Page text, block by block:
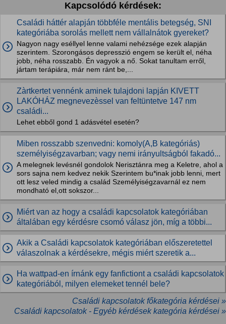
Kapcsolódó kérdések:
Családi háttér alapján többféle mentális betegség, SNI
kategóriába sorolás mellett nem vállalnátok gyereket?
Nagyon nagy eséllyel lenne valami nehézsége ezek alapján
szerintem. Szorongásos depresszió engem se került el, néha
jobb, néha rosszabb. Én vagyok a nő. Sokat tanultam erről,
jártam terápiára, már nem ránt be,...
Zàrtkertet vennénk aminek tulajdoni lapján KIVETT
LAKÓHÁZ megnevezèssel van feltüntetve 147 nm
családi...
Lehet ebből gond 1 adásvétel esetén?
Miben rosszabb szenvedni: komoly(A,B kategóriás)
személyiségzavarban; vagy nemi irányultságból fakadó...
A melegnek levésnél gondolok Nerisztánra meg a Keletre, ahol a
sors sajna nem kedvez nekik Szerintem bu*inak jobb lenni, mert
ott lesz veled mindig a család Személyiségzavarnál ez nem
mondható el,ott sokszor...
Miért van az hogy a családi kapcsolatok kategóriában
általában egy kérdésre csomó válasz jön, míg a többi...
Akik a Családi kapcsolatok kategóriában előszeretettel
válaszolnak a kérdésekre, mégis miért szeretik a...
Ha wattpad-en írnánk egy fanfictiont a családi kapcsolatok
kategóriából, milyen elemeket tennél bele?
Családi kapcsolatok főkategória kérdései »
Családi kapcsolatok - Egyéb kérdések kategória kérdései »